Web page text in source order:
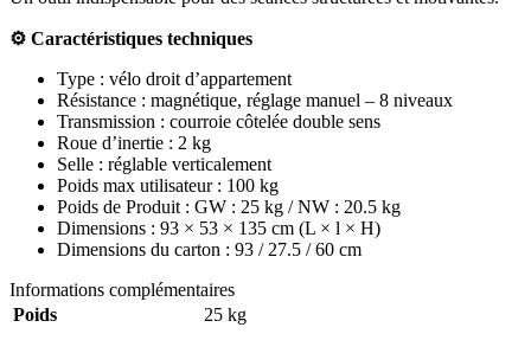
⚙️ Caractéristiques techniques
Type : vélo droit d’appartement
Résistance : magnétique, réglage manuel – 8 niveaux
Transmission : courroie côtelée double sens
Roue d’inertie : 2 kg
Selle : réglable verticalement
Poids max utilisateur : 100 kg
Poids de Produit : GW : 25 kg / NW : 20.5 kg
Dimensions : 93 × 53 × 135 cm (L × l × H)
Dimensions du carton : 93 / 27.5 / 60 cm
Informations complémentaires
Poids
25 kg